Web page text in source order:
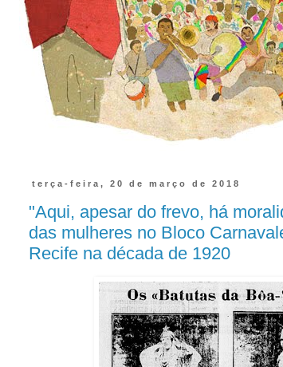
terça-feira, 20 de março de 2018
"Aqui, apesar do frevo, há
das mulheres no Bloco
Recife na década de 1920